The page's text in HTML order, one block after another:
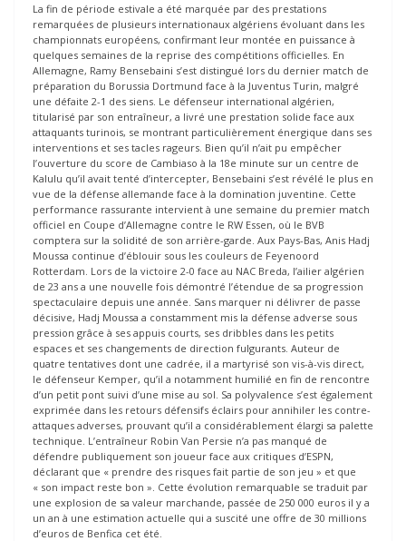
La fin de période estivale a été marquée par des prestations
remarquées de plusieurs internationaux algériens évoluant dans les
championnats européens, confirmant leur montée en puissance à
quelques semaines de la reprise des compétitions officielles. En
Allemagne, Ramy Bensebaini s’est distingué lors du dernier match de
préparation du Borussia Dortmund face à la Juventus Turin, malgré
une défaite 2-1 des siens. Le défenseur international algérien,
titularisé par son entraîneur, a livré une prestation solide face aux
attaquants turinois, se montrant particulièrement énergique dans ses
interventions et ses tacles rageurs. Bien qu’il n’ait pu empêcher
l’ouverture du score de Cambiaso à la 18e minute sur un centre de
Kalulu qu’il avait tenté d’intercepter, Bensebaini s’est révélé le plus en
vue de la défense allemande face à la domination juventine. Cette
performance rassurante intervient à une semaine du premier match
officiel en Coupe d’Allemagne contre le RW Essen, où le BVB
comptera sur la solidité de son arrière-garde. Aux Pays-Bas, Anis Hadj
Moussa continue d’éblouir sous les couleurs de Feyenoord
Rotterdam. Lors de la victoire 2-0 face au NAC Breda, l’ailier algérien
de 23 ans a une nouvelle fois démontré l’étendue de sa progression
spectaculaire depuis une année. Sans marquer ni délivrer de passe
décisive, Hadj Moussa a constamment mis la défense adverse sous
pression grâce à ses appuis courts, ses dribbles dans les petits
espaces et ses changements de direction fulgurants. Auteur de
quatre tentatives dont une cadrée, il a martyrisé son vis-à-vis direct,
le défenseur Kemper, qu’il a notamment humilié en fin de rencontre
d’un petit pont suivi d’une mise au sol. Sa polyvalence s’est également
exprimée dans les retours défensifs éclairs pour annihiler les contre-
attaques adverses, prouvant qu’il a considérablement élargi sa palette
technique. L’entraîneur Robin Van Persie n’a pas manqué de
défendre publiquement son joueur face aux critiques d’ESPN,
déclarant que « prendre des risques fait partie de son jeu » et que
« son impact reste bon ». Cette évolution remarquable se traduit par
une explosion de sa valeur marchande, passée de 250 000 euros il y a
un an à une estimation actuelle qui a suscité une offre de 30 millions
d’euros de Benfica cet été.